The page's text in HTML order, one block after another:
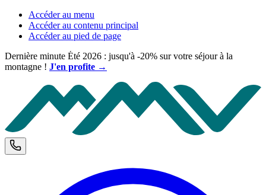
Accéder au menu
Accéder au contenu principal
Accéder au pied de page
Dernière minute Été 2026 : jusqu'à -20% sur votre séjour à la
montagne ! J'en profite →
Téléphone et horaires d'ouverture